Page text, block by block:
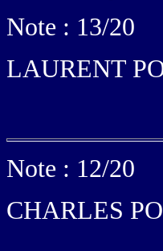
Note : 13/20
LAURENT
Note : 12/20
CHARLES